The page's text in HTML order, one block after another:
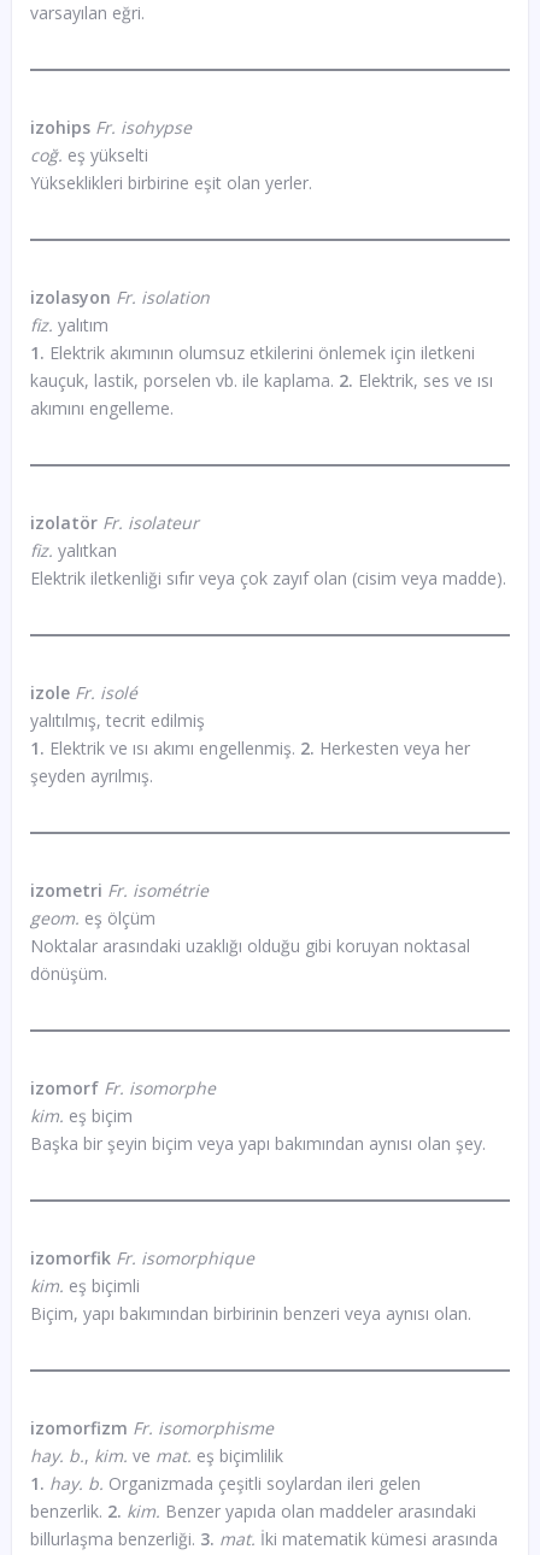
varsayılan eğri.
izohipsFr. isohypse
coğ. eş yükselti
Yükseklikleri birbirine eşit olan yerler.
izolasyon Fr. isolation
fiz. yalıtım
1. Elektrik akımının olumsuz etkilerini önlemek için iletkeni
kauçuk, lastik, porselen vb. ile kaplama. 2. Elektrik, ses ve ısı
akımını engelleme.
izolatörFr. isolateur
fiz. yalıtkan
Elektrik iletkenliği sıfır veya çok zayıf olan (cisim veya madde).
izoleFr. isolé
yalıtılmış, tecrit edilmiş
1. Elektrik ve ısı akımı engellenmiş. 2. Herkesten veya her
şeyden ayrılmış.
izometri Fr. isométrie
geom. eş ölçüm
Noktalar arasındaki uzaklığı olduğu gibi koruyan noktasal
dönüşüm.
izomorfFr. isomorphe
kim. eş biçim
Başka bir şeyin biçim veya yapı bakımından aynısı olan şey.
izomorfikFr. isomorphique
kim. eş biçimli
Biçim, yapı bakımından birbirinin benzeri veya aynısı olan.
izomorfizm Fr. isomorphisme
hay. b., kim. ve mat. eş biçimlilik
1. hay. b. Organizmada çeşitli soylardan ileri gelen
benzerlik. 2. kim. Benzer yapıda olan maddeler arasındaki
billurlaşma benzerliği. 3. mat. İki matematik kümesi arasında